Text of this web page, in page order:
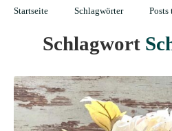
Startseite Schlagwörter
Schlagwort